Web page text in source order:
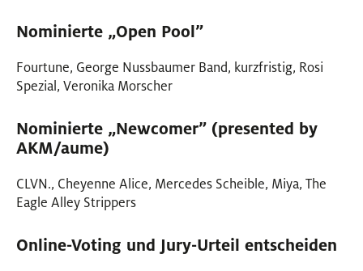
Nominierte „Open Pool”
Fourtune, George Nussbaumer Band, kurzfristig, Rosi
Spezial, Veronika Morscher
Nominierte „Newcomer” (presented by
AKM/aume)
CLVN., Cheyenne Alice, Mercedes Scheible, Miya, The
Eagle Alley Strippers
Online-Voting und Jury-Urteil entscheiden